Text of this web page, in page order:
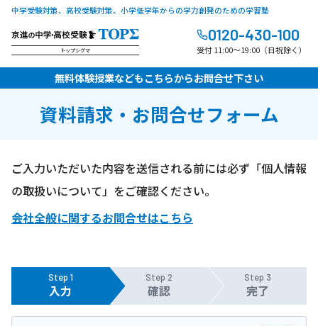
中学受験対策、高校受験対策、小学低学年からの学力創発のための学習塾
トップシグマ
0120-430-100
受付 11:00～19:00（日祝除く）
資料請求・お問合せフォーム
無料体験授業などもこちらからお問合せ下さい
ご入力いただいた内容を送信される前には必ず「個人情報
の取扱いについて」をご確認ください。
会社全般に関するお問合せはこちら
Step 1
入力
Step 2
確認
Step 3
完了